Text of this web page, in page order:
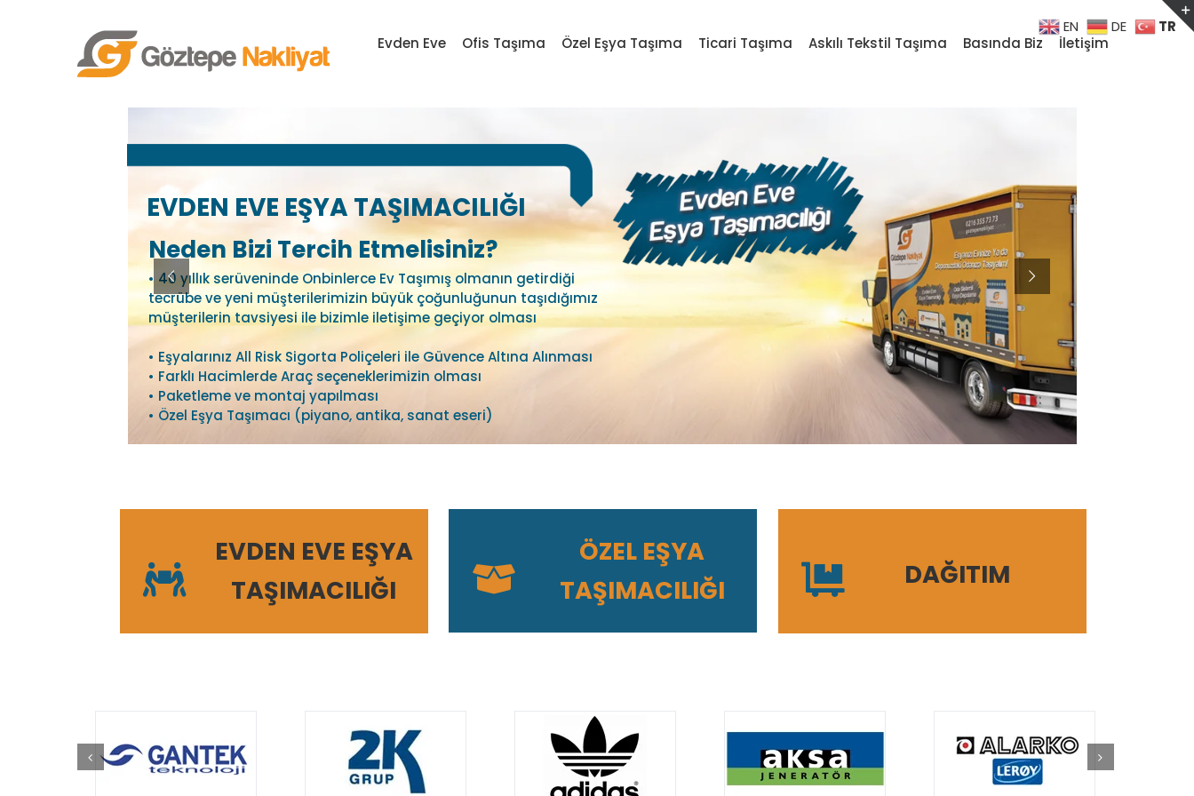
Evden Eve Ofis Taşıma Özel Eşya Taşıma Ticari Taşıma Askılı Tekstil Taşıma Basında Biz İletişim
EVDEN EVE EŞYA TAŞIMACILIĞI
• 40 yıllık serüveninde Onbinlerce Ev Taşımış olmanın getirdiği
tecrübe ve yeni müşterilerimizin büyük çoğunluğunun taşıdığımız
müşterilerin tavsiyesi ile bizimle iletişime geçiyor olması
• Eşyalarınız All Risk Sigorta Poliçeleri ile Güvence Altına Alınması
• Farklı Hacimlerde Araç seçeneklerimizin olması
• Paketleme ve montaj yapılması
• Özel Eşya Taşımacı (piyano, antika, sanat eseri)
Neden Bizi Tercih Etmelisiniz?
EVDEN EVE EŞYA
TAŞIMACILIĞI
ÖZEL EŞYA
TAŞIMACILIĞI
DAĞITIM
EN DE TR